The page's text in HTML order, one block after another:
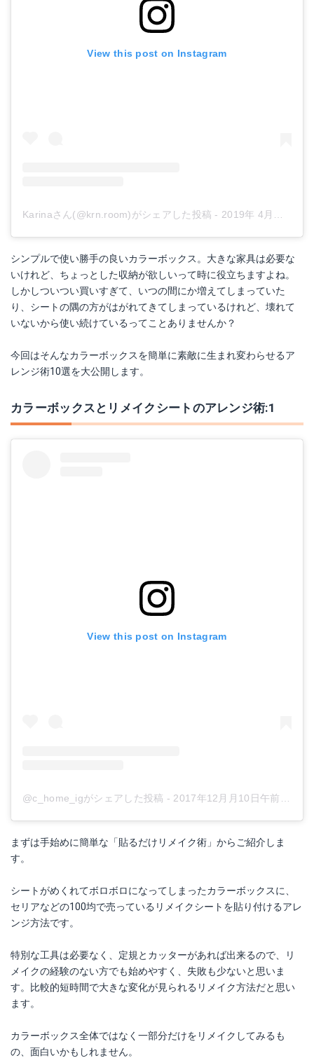
View this post on Instagram
Karinaさん(@krn.room)がシェアした投稿 - 2019年 4月月12日午後10時59分PDT
シンプルで使い勝手の良いカラーボックス。大きな家具は必要な
いけれど、ちょっとした収納が欲しいって時に役立ちますよね。
しかしついつい買いすぎて、いつの間にか増えてしまっていた
り、シートの隅の方がはがれてきてしまっているけれど、壊れて
いないから使い続けているってことありませんか？
今回はそんなカラーボックスを簡単に素敵に生まれ変わらせるア
レンジ術10選を大公開します。
カラーボックスとリメイクシートのアレンジ術:1
View this post on Instagram
@c_home_igがシェアした投稿 - 2017年12月月10日午前4時18分PST
まずは手始めに簡単な「貼るだけリメイク術」からご紹介しま
す。
シートがめくれてボロボロになってしまったカラーボックスに、
セリアなどの100均で売っているリメイクシートを貼り付けるアレ
ンジ方法です。
特別な工具は必要なく、定規とカッターがあれば出来るので、リ
メイクの経験のない方でも始めやすく、失敗も少ないと思いま
す。比較的短時間で大きな変化が見られるリメイク方法だと思い
ます。
カラーボックス全体ではなく一部分だけをリメイクしてみるも
の、面白いかもしれません。